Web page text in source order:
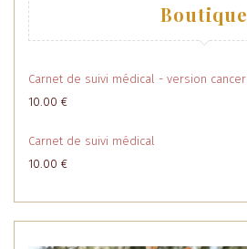
Boutique
Carnet de suivi médical - version cancer
10.00 €
Carnet de suivi médical
10.00 €